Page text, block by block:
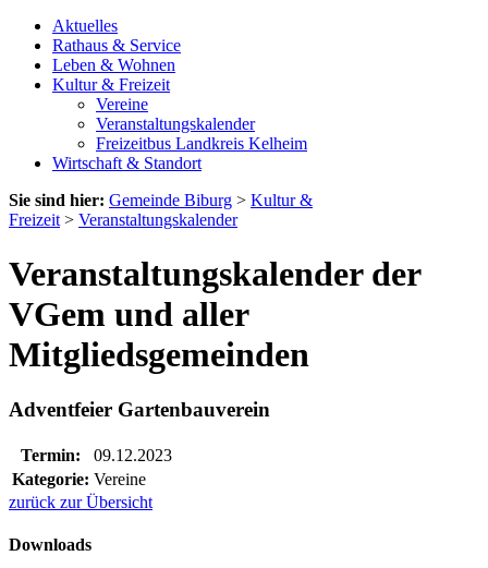
Aktuelles
Rathaus & Service
Leben & Wohnen
Kultur & Freizeit
Vereine
Veranstaltungskalender
Freizeitbus Landkreis Kelheim
Wirtschaft & Standort
Sie sind hier: Gemeinde Biburg > Kultur &
Freizeit > Veranstaltungskalender
Veranstaltungskalender der
VGem und aller
Mitgliedsgemeinden
Adventfeier Gartenbauverein
Termin:
09.12.2023
Kategorie: Vereine
zurück zur Übersicht
Downloads